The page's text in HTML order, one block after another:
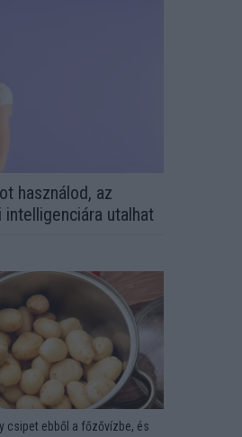
használod, az
utalhat
csipet ebből a főzővízbe, és